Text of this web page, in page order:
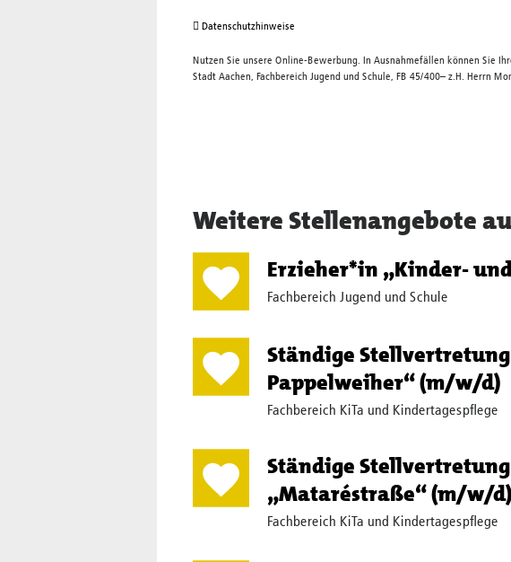
Datenschutzhinweise
Nutzen Sie unsere Online-Bewerbung. In Ausnahmefällen können Sie
Stadt Aachen, Fachbereich Jugend und Schule, FB 45/400– z.H. Herrn
Weitere Stellenangebote
Erzieher*in „Kinder-
Fachbereich Jugend und Schule
Ständige
Pappelweiher“ (m/w/d)
Fachbereich KiTa und Kindertagespflege
Ständige
„Mataréstraße“ (m/w/d)
Fachbereich KiTa und Kindertagespflege